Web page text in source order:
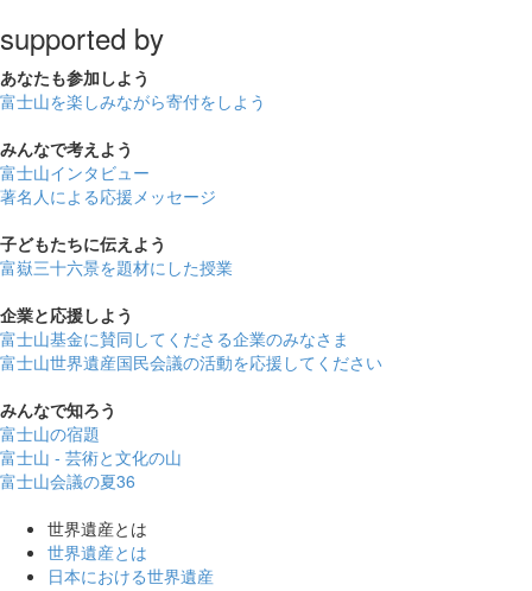
supported by
あなたも参加しよう
富士山を楽しみながら寄付をしよう
みんなで考えよう
富士山インタビュー
著名人による応援メッセージ
子どもたちに伝えよう
富嶽三十六景を題材にした授業
企業と応援しよう
富士山基金に賛同してくださる企業のみなさま
富士山世界遺産国民会議の活動を応援してください
みんなで知ろう
富士山の宿題
富士山 - 芸術と文化の山
富士山会議の夏36
世界遺産とは
世界遺産とは
日本における世界遺産